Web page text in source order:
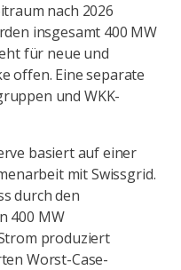
nach 2026
insgesamt 400 MW
für neue und
offen. Eine separate
und WKK-
basiert auf einer
mit Swissgrid.
durch den
400 MW
produziert
Worst-Case-